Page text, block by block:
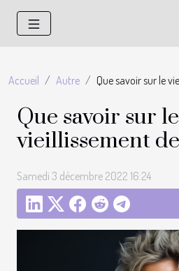
Accueil Autre Que savoir sur le
Que savoir sur le
vieillissement
Samedi 3 décembre 2022 16:24